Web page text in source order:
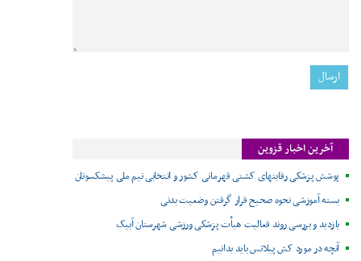
آخرین اخبار قزوین
پوشش پزشکی رقابتهای کشتی قهرمانی کشور و انتخابی تیم ملی پیشکسوتان
بسته آموزشی نحوه صحیح قرار گرفتن وضعیت بدنی
بازدید و بررسی روند فعالیت هیأت پزشکی ورزشی شهرستان آبیک
آنچه در مورد کش پیلاتس باید بدانیم